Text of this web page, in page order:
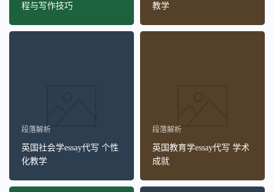
程与写作技巧
教学
段落解析
英国社会学essay代写 个性
化教学
段落解析
英国教育学essay代写 学术
成就